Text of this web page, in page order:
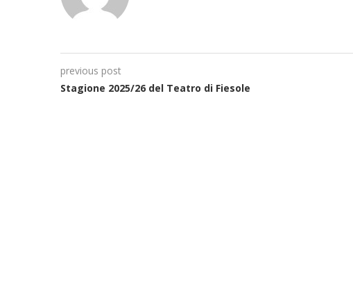
previous post
Stagione 2025/26 del Teatro di Fiesole